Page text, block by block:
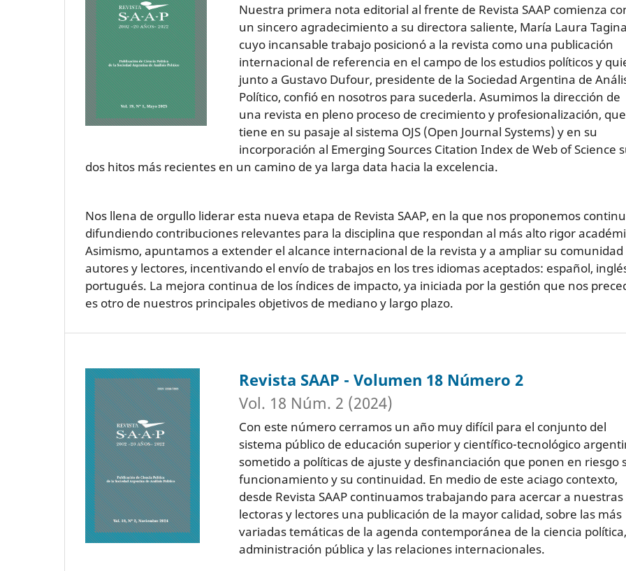
Nuestra primera nota editorial al frente de Revista SAAP comienza
un sincero agradecimiento a su directora saliente, María Laura
cuyo incansable trabajo posicionó a la revista como una publicación
internacional de referencia en el campo de los estudios políticos y
junto a Gustavo Dufour, presidente de la Sociedad Argentina de
Político, confió en nosotros para sucederla. Asumimos la dirección de
una revista en pleno proceso de crecimiento y profesionalización, que
tiene en su pasaje al sistema OJS (Open Journal Systems) y en su
incorporación al Emerging Sources Citation Index de Web of Science
dos hitos más recientes en un camino de ya larga data hacia la excelencia.
Nos llena de orgullo liderar esta nueva etapa de Revista SAAP, en la que nos proponemos
difundiendo contribuciones relevantes para la disciplina que respondan al más alto rigor
Asimismo, apuntamos a extender el alcance internacional de la revista y a ampliar su comunidad
autores y lectores, incentivando el envío de trabajos en los tres idiomas aceptados: español,
portugués. La mejora continua de los índices de impacto, ya iniciada por la gestión que nos
es otro de nuestros principales objetivos de mediano y largo plazo.
Revista SAAP - Volumen 18 Número 2
Vol. 18 Núm. 2 (2024)
Con este número cerramos un año muy difícil para el conjunto del
sistema público de educación superior y científico-tecnológico
sometido a políticas de ajuste y desfinanciación que ponen en riesgo
funcionamiento y su continuidad. En medio de este aciago contexto,
desde Revista SAAP continuamos trabajando para acercar a nuestras
lectoras y lectores una publicación de la mayor calidad, sobre las más
variadas temáticas de la agenda contemporánea de la ciencia
administración pública y las relaciones internacionales.